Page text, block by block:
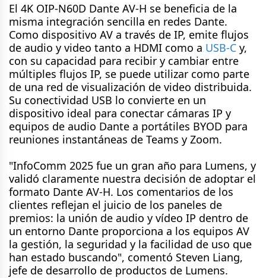
El 4K OIP-N60D Dante AV-H se beneficia de la
misma integración sencilla en redes Dante.
Como dispositivo AV a través de IP, emite flujos
de audio y video tanto a HDMI como a USB-C y,
con su capacidad para recibir y cambiar entre
múltiples flujos IP, se puede utilizar como parte
de una red de visualización de video distribuida.
Su conectividad USB lo convierte en un
dispositivo ideal para conectar cámaras IP y
equipos de audio Dante a portátiles BYOD para
reuniones instantáneas de Teams y Zoom.
"InfoComm 2025 fue un gran año para Lumens, y
validó claramente nuestra decisión de adoptar el
formato Dante AV-H. Los comentarios de los
clientes reflejan el juicio de los paneles de
premios: la unión de audio y vídeo IP dentro de
un entorno Dante proporciona a los equipos AV
la gestión, la seguridad y la facilidad de uso que
han estado buscando", comentó Steven Liang,
jefe de desarrollo de productos de Lumens.